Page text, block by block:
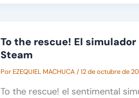
To the rescue! El
Steam
Por EZEQUIEL MACHUCA /12 de octubre de
To the rescue! el sentimental